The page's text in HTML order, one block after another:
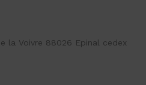
la Voivre 88026 Epinal cedex